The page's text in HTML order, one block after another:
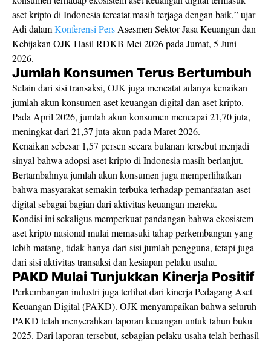
aset kripto di Indonesia tercatat masih terjaga dengan baik,” ujar
Adi dalamKonferensi Pers Asesmen Sektor Jasa Keuangan dan
Kebijakan OJK Hasil RDKB Mei 2026 pada Jumat, 5 Juni
2026.
Jumlah Konsumen Terus Bertumbuh
Selain dari sisi transaksi, OJK juga mencatat adanya kenaikan
jumlah akun konsumen aset keuangan digital dan aset kripto.
Pada April 2026, jumlah akun konsumen mencapai 21,70 juta,
meningkat dari 21,37 juta akun pada Maret 2026.
Kenaikan sebesar 1,57 persen secara bulanan tersebut menjadi
sinyal bahwa adopsi aset kripto di Indonesia masih berlanjut.
Bertambahnya jumlah akun konsumen juga memperlihatkan
bahwa masyarakat semakin terbuka terhadap pemanfaatan aset
digital sebagai bagian dari aktivitas keuangan mereka.
Kondisi ini sekaligus memperkuat pandangan bahwa ekosistem
aset kripto nasional mulai memasuki tahap perkembangan yang
lebih matang, tidak hanya dari sisi jumlah pengguna, tetapi juga
dari sisi aktivitas transaksi dan kesiapan pelaku usaha.
PAKD Mulai Tunjukkan Kinerja Positif
Perkembangan industri juga terlihat dari kinerja Pedagang Aset
Keuangan Digital (PAKD). OJK menyampaikan bahwa seluruh
PAKD telah menyerahkan laporan keuangan untuk tahun buku
2025. Dari laporan tersebut, sebagian pelaku usaha telah berhasil